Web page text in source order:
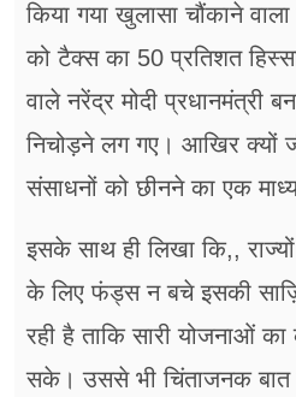
किया गया खुलासा चौंकाने
को टैक्स का 50 प्रतिशत
वाले नरेंद्र मोदी प्रधानमंत्री
निचोड़ने लग गए। आखिर क्यों
संसाधनों को छीनने का एक
इसके साथ ही लिखा कि,,
के लिए फंड्स न बचे इसकी
रही है ताकि सारी योजनाओं
सके। उससे भी चिंताजनक बात